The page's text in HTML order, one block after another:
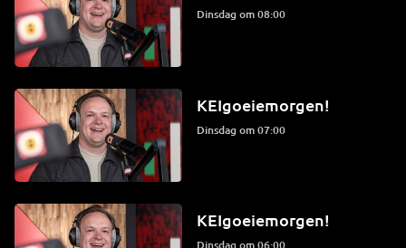
dinsdag om 08:00
KEIgoeiemorgen!
dinsdag om 07:00
KEIgoeiemorgen!